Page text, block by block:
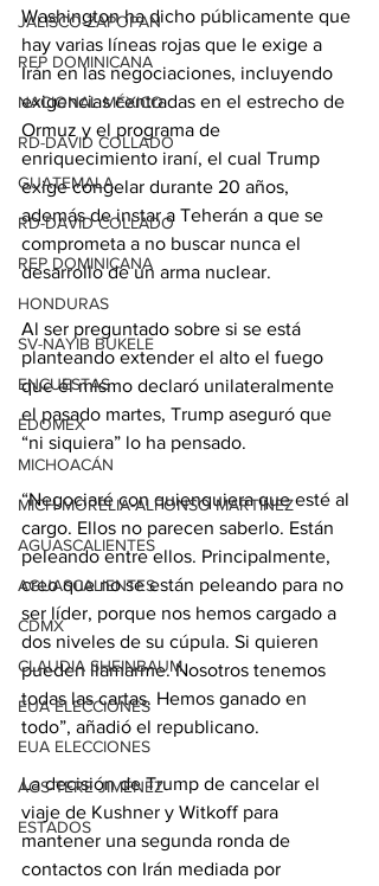
JALISCO-ZAPOPAN
REP DOMINICANA
NACIONAL MÉXICO
RD-DAVID COLLADO
GUATEMALA
RD-DAVID COLLADO
REP DOMINICANA
HONDURAS
SV-NAYIB BUKELE
ENCUESTAS
EDOMEX
MICHOACÁN
MICH-MORELIA-ALFONSO MARTÍNEZ
AGUASCALIENTES
AGUASCALIENTES
CDMX
CLAUDIA SHEINBAUM
EUA ELECCIONES
EUA ELECCIONES
AGS-TERE JIMÉNEZ
ESTADOS
Washington ha dicho públicamente que
hay varias líneas rojas que le exige a
Irán en las negociaciones, incluyendo
exigencias centradas en el estrecho de
Ormuz y el programa de
enriquecimiento iraní, el cual Trump
exige congelar durante 20 años,
además de instar a Teherán a que se
comprometa a no buscar nunca el
desarrollo de un arma nuclear.
Al ser preguntado sobre si se está
planteando extender el alto el fuego
que él mismo declaró unilateralmente
el pasado martes, Trump aseguró que
“ni siquiera” lo ha pensado.
“Negociaré con quienquiera que esté al
cargo. Ellos no parecen saberlo. Están
peleando entre ellos. Principalmente,
creo que no se están peleando para no
ser líder, porque nos hemos cargado a
dos niveles de su cúpula. Si quieren
pueden llamarme. Nosotros tenemos
todas las cartas. Hemos ganado en
todo”, añadió el republicano.
La decisión de Trump de cancelar el
viaje de Kushner y Witkoff para
mantener una segunda ronda de
contactos con Irán mediada por